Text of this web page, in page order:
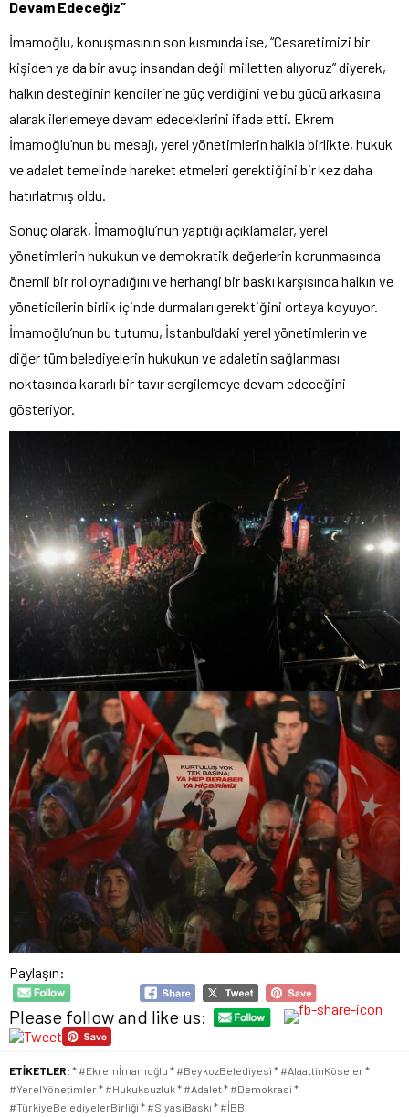
Devam Edeceğiz”
İmamoğlu, konuşmasının son kısmında ise, “Cesaretimizi bir
kişiden ya da bir avuç insandan değil milletten alıyoruz” diyerek,
halkın desteğinin kendilerine güç verdiğini ve bu gücü arkasına
alarak ilerlemeye devam edeceklerini ifade etti. Ekrem
İmamoğlu’nun bu mesajı, yerel yönetimlerin halkla birlikte, hukuk
ve adalet temelinde hareket etmeleri gerektiğini bir kez daha
hatırlatmış oldu.
Sonuç olarak, İmamoğlu’nun yaptığı açıklamalar, yerel
yönetimlerin hukukun ve demokratik değerlerin korunmasında
önemli bir rol oynadığını ve herhangi bir baskı karşısında halkın ve
yöneticilerin birlik içinde durmaları gerektiğini ortaya koyuyor.
İmamoğlu’nun bu tutumu, İstanbul’daki yerel yönetimlerin ve
diğer tüm belediyelerin hukukun ve adaletin sağlanması
noktasında kararlı bir tavır sergilemeye devam edeceğini
gösteriyor.
Paylaşın:
Please follow and like us:
ETİKETLER: * #Ekremİmamoğlu * #BeykozBelediyesi * #AlaattinKöseler *
#YerelYönetimler * #Hukuksuzluk * #Adalet * #Demokrasi *
#TürkiyeBelediyelerBirliği * #SiyasiBaskı * #İBB